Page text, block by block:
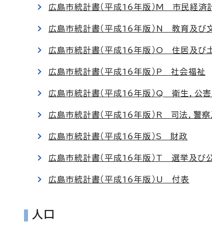
広島市統計書（平成16年版）M 市民経済
広島市統計書（平成16年版）N 教育及び
広島市統計書（平成16年版）O 住居及び
広島市統計書（平成16年版）P 社会福祉
広島市統計書（平成16年版）Q 衛生，公
広島市統計書（平成16年版）R 司法，警
広島市統計書（平成16年版）S 財政
広島市統計書（平成16年版）T 選挙及び
広島市統計書（平成16年版）U 付表
人口